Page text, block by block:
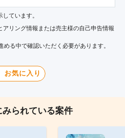
ています。
リング情報または売主様の自己申告情報
る中で確認いただく必要があります。
お気に入り
みられている案件